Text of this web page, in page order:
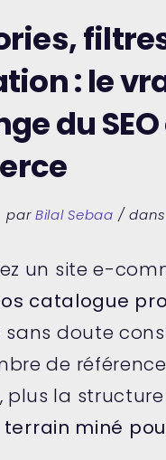
: le
du
parBilal Sebaa dans
un site e-
catalogue
sans doute
de
plus la
terrain miné